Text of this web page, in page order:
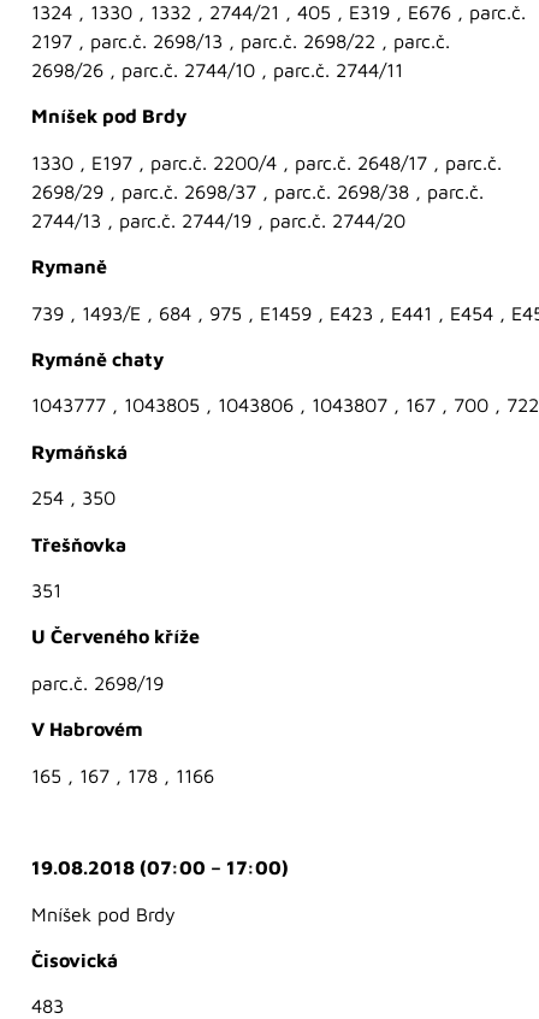
1324 , 1330 , 1332 , 2744/21 , 405 , E319 , E676 , parc.č.
2197 , parc.č. 2698/13 , parc.č. 2698/22 , parc.č.
2698/26 , parc.č. 2744/10 , parc.č. 2744/11
Mníšek pod Brdy
1330 , E197 , parc.č. 2200/4 , parc.č. 2648/17 , parc.č.
2698/29 , parc.č. 2698/37 , parc.č. 2698/38 , parc.č.
2744/13 , parc.č. 2744/19 , parc.č. 2744/20
Rymaně
739 , 1493/E , 684 , 975 , E1459 , E423 , E441 , E454 ,
Rymáně chaty
1043777 , 1043805 , 1043806 , 1043807 , 167 , 700 , 722
Rymáňská
254 , 350
Třešňovka
351
U Červeného kříže
parc.č. 2698/19
V Habrovém
165 , 167 , 178 , 1166
19.08.2018 (07:00 – 17:00)
Mníšek pod Brdy
Čisovická
483